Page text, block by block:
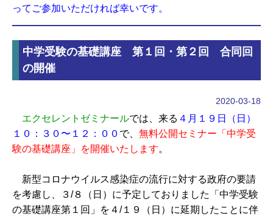
ってご参加いただければ幸いです。
中学受験の基礎講座 第１回・第２回 合同回
の開催
2020-03-18
エクセレントゼミナールでは、来る ４月１９日（日）
１０：３０〜１２：０ ０ で、 無料公開セミナー「中学受
験の基礎講座」を開催いたします。
新型コロナウイルス感染症の流行に対する政府の要請
を考慮し、３/８（日）に予定しておりました「中学受験
の基礎講座第１回」を４/１９（日）に延期したことに伴